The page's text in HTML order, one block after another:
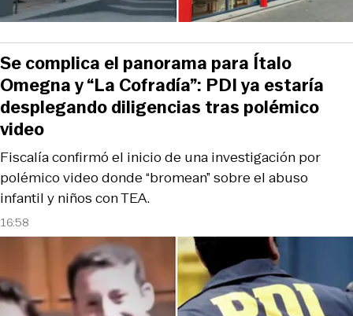
16:58
Fiscalía confirmó el inicio de una investigación por
polémico video donde “bromean” sobre el abuso
infantil y niños con TEA.
Se complica el panorama para Ítalo
Omegna y “La Cofradía”: PDI ya estaría
desplegando diligencias tras polémico
video